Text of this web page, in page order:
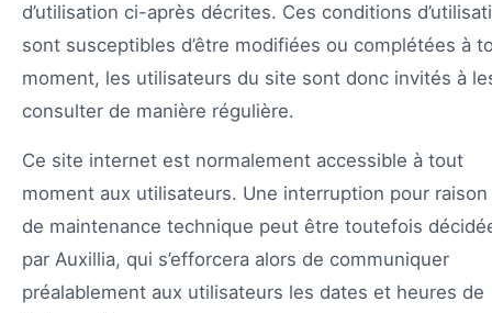
d’utilisation ci-après décrites. Ces conditions
sont susceptibles d’être modifiées ou complétées à
moment, les utilisateurs du site sont donc invités à
consulter de manière régulière.
Ce site internet est normalement accessible à tout
moment aux utilisateurs. Une interruption pour raison
de maintenance technique peut être toutefois
par Auxillia, qui s’efforcera alors de communiquer
préalablement aux utilisateurs les dates et heures de